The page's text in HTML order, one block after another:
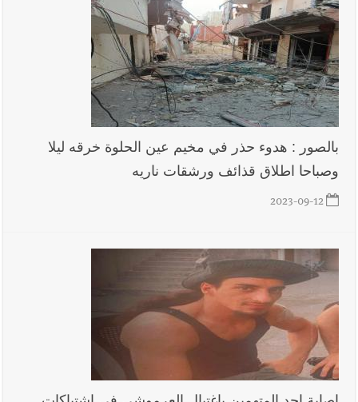
استعراض شامل لمشاريع وتأكيدٌ على حماية القيمة التراثية للمدينة
القديمة
أخبار صيدا عمر مرجان يطلق أكاديمية نادي الحرية لكرة القدم
أخبار لبنان قراءات ومستجدات ومواقف في لبنان والمنطقة -
أخبار لبنان
أخبار لبنان مقدمات نشرات الأخبار المسائية في لبنان ليوم الجمعة
7-8-2026
بالصور : هدوء حذر في مخيم عين الحلوة خرقه ليلا
وصباحا اطلاق قذائف ورشقات ناريه
2023-09-12